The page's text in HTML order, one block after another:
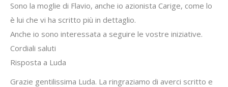
Sono la moglie di Flavio, anche io azionista Carige, come lo
è lui che vi ha scritto più in dettaglio.
Anche io sono interessata a seguire le vostre iniziative.
Cordiali saluti
Risposta a Luda
Grazie gentilissima Luda. La ringraziamo di averci scritto e